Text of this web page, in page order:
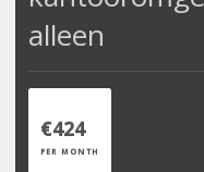
alleen
€424
PER MONTH